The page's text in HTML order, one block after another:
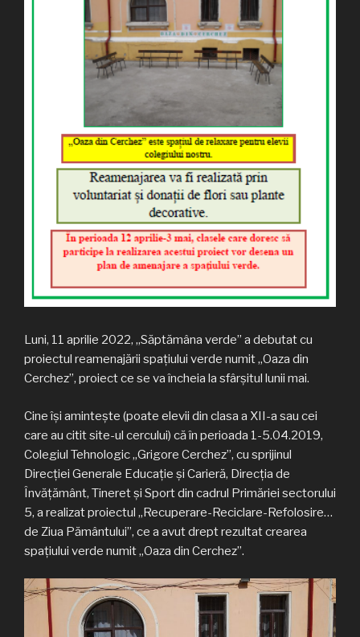
Luni, 11 aprilie 2022, „Săptămâna verde” a debutat cu
proiectul reamenajării spațiului verde numit „Oaza din
Cerchez”, proiect ce se va încheia la sfârșitul lunii mai.
Cine își amintește (poate elevii din clasa a XII-a sau cei
care au citit site-ul cercului) că în perioada 1-5.04.2019,
Colegiul Tehnologic „Grigore Cerchez”, cu sprijinul
Direcției Generale Educație și Carieră, Direcția de
Învățământ, Tineret și Sport din cadrul Primăriei sectorului
5, a realizat proiectul „Recuperare-Reciclare-Refolosire…
de Ziua Pământului”, ce a avut drept rezultat crearea
spațiului verde numit „Oaza din Cerchez”.